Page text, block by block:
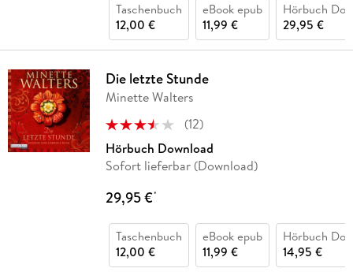
Taschenbuch
12,00 €
eBook epub
11,99 €
Hörbuch
29,95 €
Die letzte Stunde
Minette Walters
(12)
Hörbuch Download
Sofort lieferbar (Download)
29,95 €*
Taschenbuch
12,00 €
eBook epub
11,99 €
Hörbuch
14,95 €